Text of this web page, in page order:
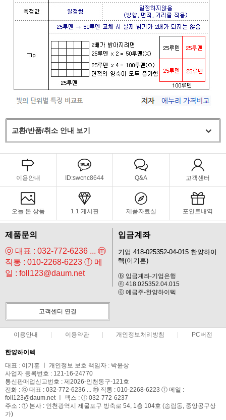
교환/반품/취소 안내 보기
이용안내 ID:swcnc8644 Q&A 고객센터
오늘 본 상품 1:1 게시판 제품자료실 포인트내역
제품문의
ⓞ 대표 : 032-772-6236 ... ⓜ
직통 : 010-2268-6223 ⓕ 메
일 : foll123@daum.net
입금계좌
기업 418-025352-04-015 한양하이
텍(이기훈)
ⓑ 입금계좌-기업은행
ⓝ 418.025352.04.015
ⓒ 예금주-한양하이텍
고객센터 연결
이용안내 이용약관 개인정보처리방침 PC버전
한양하이텍
대표 : 이기훈 ㅣ 개인정보 보호 책임자 : 박윤상
사업자 등록번호 : 121-16-24770
통신판매업신고번호 : 제2026-인천동구-121호
전화 : ⓞ 대표 : 032-772-6236 ... ⓜ 직통 : 010-2268-6223 ⓕ 메일 :
foll123@daum.net ㅣ 팩스 : ⓕ 032-772-6237
주소 : ① 본사 : 인천광역시 제물포구 방축로 54, 1층 104호 (송림동, 중앙공구상
가)